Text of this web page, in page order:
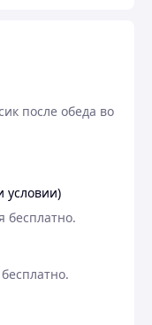
после обеда во
условии)
бесплатно.